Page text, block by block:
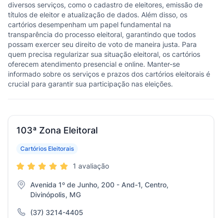
diversos serviços, como o cadastro de eleitores, emissão de
títulos de eleitor e atualização de dados. Além disso, os
cartórios desempenham um papel fundamental na
transparência do processo eleitoral, garantindo que todos
possam exercer seu direito de voto de maneira justa. Para
quem precisa regularizar sua situação eleitoral, os cartórios
oferecem atendimento presencial e online. Manter-se
informado sobre os serviços e prazos dos cartórios eleitorais é
crucial para garantir sua participação nas eleições.
103ª Zona Eleitoral
Cartórios Eleitorais
1 avaliação
Avenida 1º de Junho, 200 - And-1, Centro,
Divinópolis, MG
(37) 3214-4405